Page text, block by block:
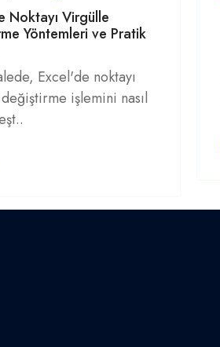
Noktayı Virgülle
Yöntemleri ve Pratik
Excel'de noktayı
işlemini nasıl